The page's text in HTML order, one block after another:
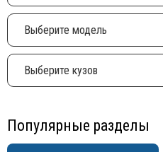
Выберите модель
Выберите кузов
Популярные разделы